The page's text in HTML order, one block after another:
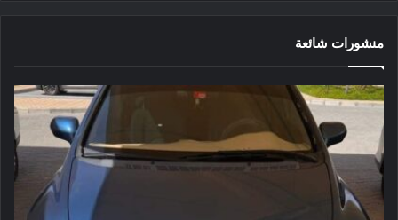
منشورات شائعة